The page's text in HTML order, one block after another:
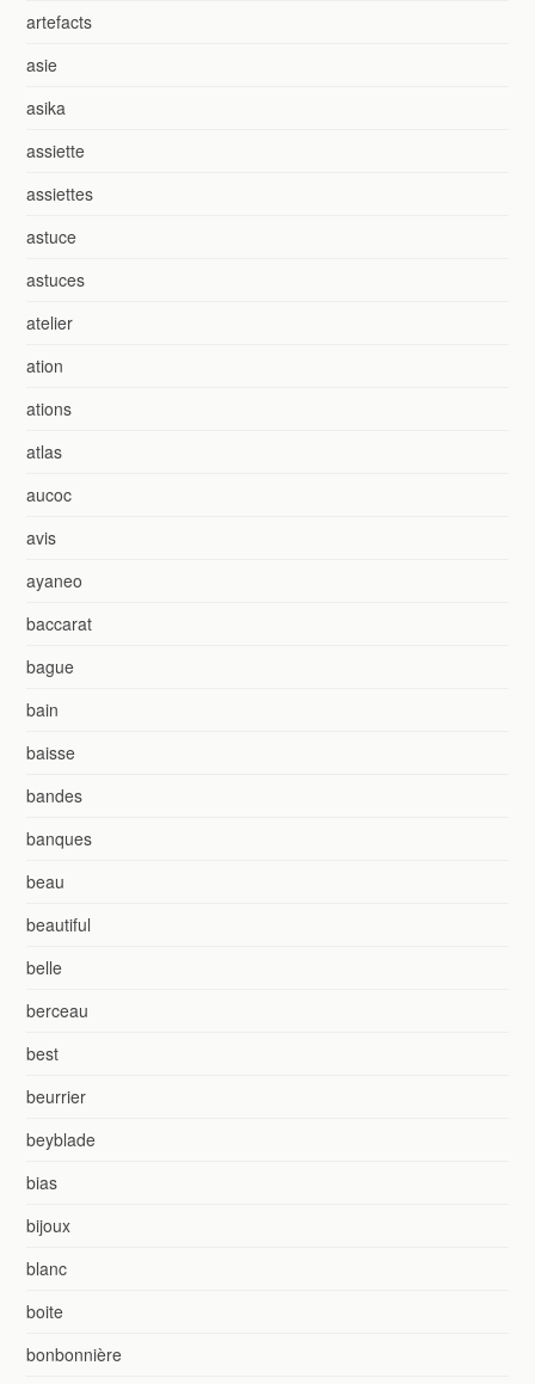
artefacts
asie
asika
assiette
assiettes
astuce
astuces
atelier
ation
ations
atlas
aucoc
avis
ayaneo
baccarat
bague
bain
baisse
bandes
banques
beau
beautiful
belle
berceau
best
beurrier
beyblade
bias
bijoux
blanc
boite
bonbonnière